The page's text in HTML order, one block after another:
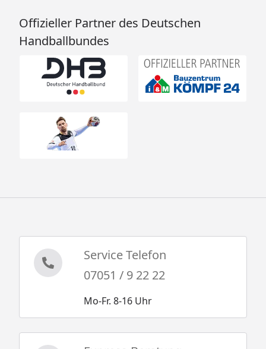
Offizieller Partner des Deutschen
Handballbundes
Service Telefon
07051 / 9 22 22
Mo-Fr. 8-16 Uhr